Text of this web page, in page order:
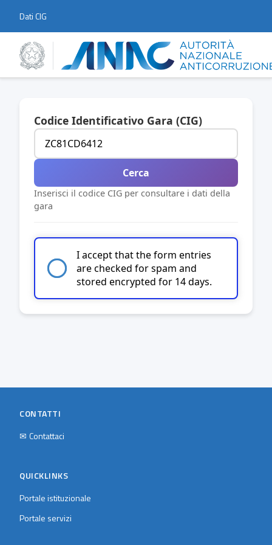
Dati CIG
Codice Identificativo Gara (CIG)
Cerca
Inserisci il codice CIG per consultare i dati della
gara
I accept that the form entries
are checked for spam and
stored encrypted for 14 days.
CONTATTI
✉ Contattaci
QUICKLINKS
Portale istituzionale
Portale servizi